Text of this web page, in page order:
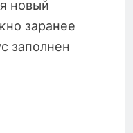
новый
заранее
заполнен